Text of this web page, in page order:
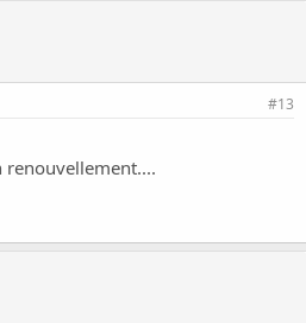
#13
renouvellement....